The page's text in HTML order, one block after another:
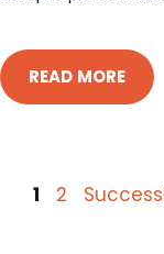
READ MORE
Pagina
1 Pagina
2